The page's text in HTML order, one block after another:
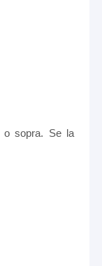
o sopra. Se la